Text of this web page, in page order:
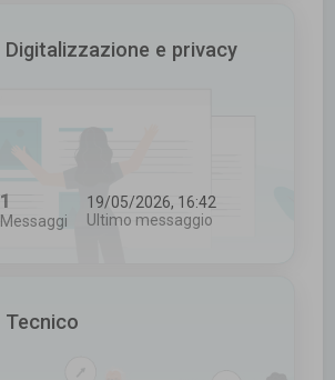
Digitalizzazione e privacy
1
Messaggi
19/05/2026, 16:42
Ultimo messaggio
Tecnico